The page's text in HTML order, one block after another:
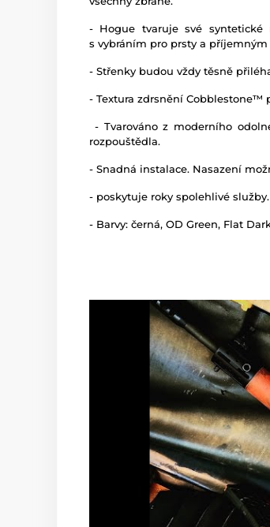
- Hogue tvaruje své
s vybráním pro prsty a
- Střenky budou vždy těsně
- Textura zdrsnění Cobblestone™
- Tvarováno z moderního
rozpouštědla.
- Snadná instalace. Nasazení
- poskytuje roky spolehlivé služby.
- Barvy: černá, OD Green, Flat